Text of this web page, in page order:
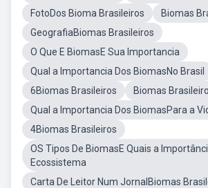
FotoDos Bioma Brasileiros
Biomas
GeografiaBiomas Brasileiros
O Que E BiomasE Sua Importancia
Qual a Importancia Dos BiomasNo Brasil
6Biomas Brasileiros
Biomas
Qual a Importancia Dos BiomasPara a
4Biomas Brasileiros
OS Tipos De BiomasE Quais a
Ecossistema
Carta De Leitor Num JornalBiomas